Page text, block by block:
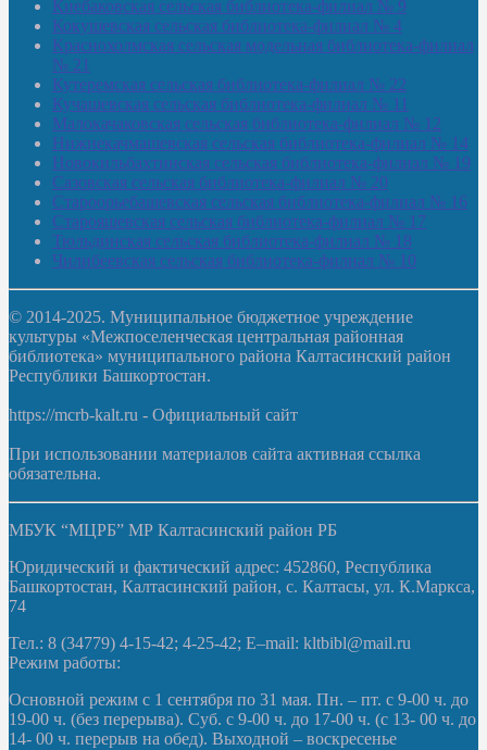
Киебаковская сельская библиотека-филиал № 9
Кокушевская сельская библиотека-филиал № 4
Краснохолмская сельская модельная библиотека-филиал
№ 21
Кутеремская сельская библиотека-филиал № 22
Кучашевская сельская библиотека-филиал № 11
Малокачаковская сельская библиотека-филиал № 12
Нижнекачмашевская сельская библиотека-филиал № 14
Новокильбахтинская сельская библиотека-филиал № 19
Сазовская сельская библиотека-филиал № 20
Староорьебашевская сельская библиотека-филиал № 16
Старояшевская сельская библиотека-филиал № 17
Тюльдинская сельская библиотека-филиал № 18
Чилибеевская сельская библиотека-филиал № 10
© 2014-2025. Муниципальное бюджетное учреждение
культуры «Межпоселенческая центральная районная
библиотека» муниципального района Калтасинский район
Республики Башкортостан.
https://mcrb-kalt.ru - Официальный сайт
При использовании материалов сайта активная ссылка
обязательна.
МБУК “МЦРБ” МР Калтасинский район РБ
Юридический и фактический адрес: 452860, Республика
Башкортостан, Калтасинский район, с. Калтасы, ул. К.Маркса,
74
Тел.: 8 (34779) 4-15-42; 4-25-42; E–mail: kltbibl@mail.ru
Режим работы:
Основной режим с 1 сентября по 31 мая. Пн. – пт. с 9-00 ч. до
19-00 ч. (без перерыва). Суб. с 9-00 ч. до 17-00 ч. (с 13- 00 ч. до
14- 00 ч. перерыв на обед). Выходной – воскресенье